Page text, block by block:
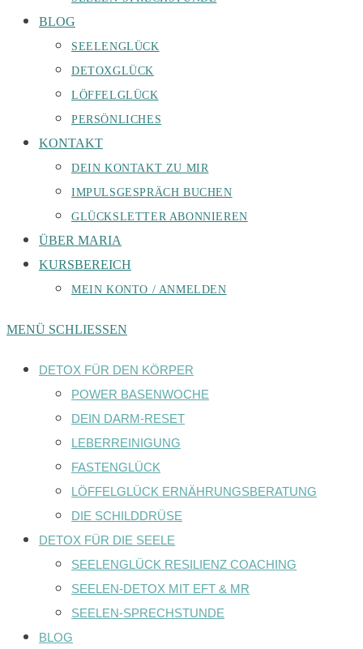
BLOG
SEELENGLÜCK
DETOXGLÜCK
LÖFFELGLÜCK
PERSÖNLICHES
KONTAKT
DEIN KONTAKT ZU MIR
IMPULSGESPRÄCH BUCHEN
GLÜCKSLETTER ABONNIEREN
ÜBER MARIA
KURSBEREICH
MEIN KONTO / ANMELDEN
MENÜ SCHLIESSEN
DETOX FÜR DEN KÖRPER
POWER BASENWOCHE
DEIN DARM-RESET
LEBERREINIGUNG
FASTENGLÜCK
LÖFFELGLÜCK ERNÄHRUNGSBERATUNG
DIE SCHILDDRÜSE
DETOX FÜR DIE SEELE
SEELENGLÜCK RESILIENZ COACHING
SEELEN-DETOX MIT EFT & MR
SEELEN-SPRECHSTUNDE
BLOG